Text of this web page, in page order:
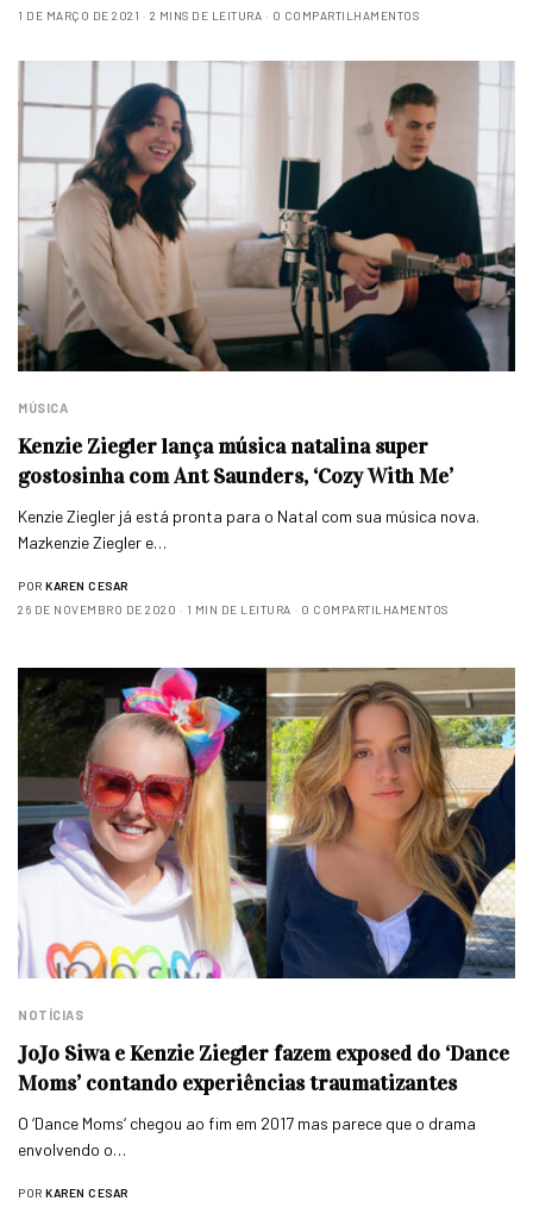
1 DE MARÇO DE 2021
2 MINS DE LEITURA 0 COMPARTILHAMENTOS
MÚSICA
Kenzie Ziegler lança música natalina super
gostosinha com Ant Saunders, ‘Cozy With Me’
Kenzie Ziegler já está pronta para o Natal com sua música nova.
Mazkenzie Ziegler e…
POR KAREN CESAR
26 DE NOVEMBRO DE 2020
1 MIN DE LEITURA 0 COMPARTILHAMENTOS
NOTÍCIAS
JoJo Siwa e Kenzie Ziegler fazem exposed do ‘Dance
Moms’ contando experiências traumatizantes
O ‘Dance Moms‘ chegou ao fim em 2017 mas parece que o drama
envolvendo o…
POR KAREN CESAR